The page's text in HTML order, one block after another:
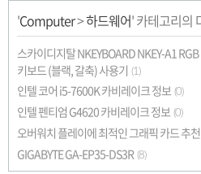
'Computer>하드웨어' 카테고리의
스카이디지탈 NKEYBOARD NKEY-A1
키보드 (블랙, 갈축) 사용기 (1)
인텔 코어 i5-7600K 카비레이크 정보 (0)
인텔 펜티엄 G4620 카비레이크 정보 (0)
오버워치 플레이에 최적인 그래픽 카드 추천
GIGABYTE GA-EP35-DS3R (8)